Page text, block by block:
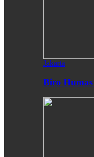
Jakarta
Biro